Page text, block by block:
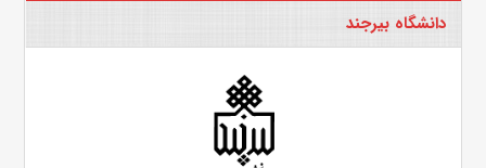
دانشگاه بیرجند